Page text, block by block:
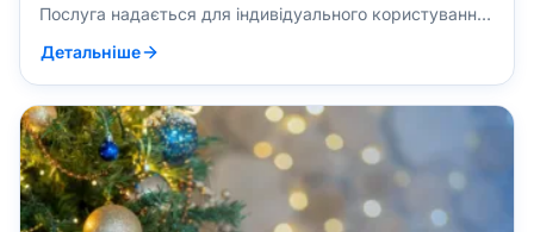
Послуга надається для індивідуального користування,
пакетів – до останнього числа місяця! Необмежені
пакети дійсні лише на 1 логін. ОСОБЛИВІ УМОВИ: !
Мінімальний тариф можливий при користуванні
послугою не менше 9 […]
Детальніше